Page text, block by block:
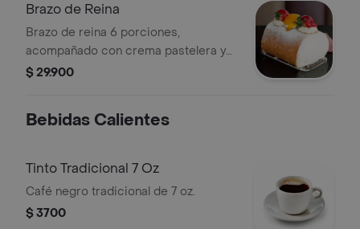
Brazo de Reina
Brazo de reina 6 porciones,
acompañado con crema pastelera y
fresas naturales.
$ 29.900
Bebidas Calientes
Tinto Tradicional 7 Oz
Café negro tradicional de 7 oz.
$ 3700